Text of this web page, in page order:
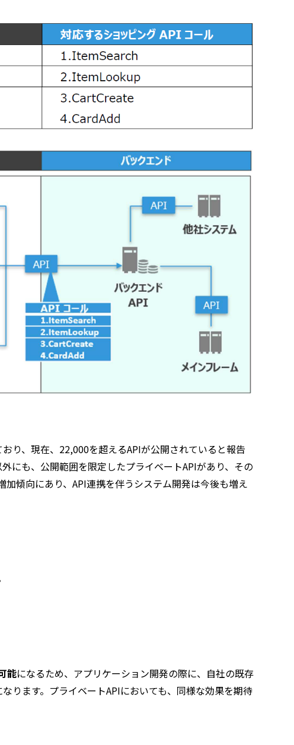
り、現在、22,000を超えるAPIが公開されていると報告
にも、公開範囲を限定したプライベートAPIがあり、その
傾向にあり、API連携を伴うシステム開発は今後も増え
能になるため、アプリケーション開発の際に、自社の既存
ります。プライベートAPIにおいても、同様な効果を期待